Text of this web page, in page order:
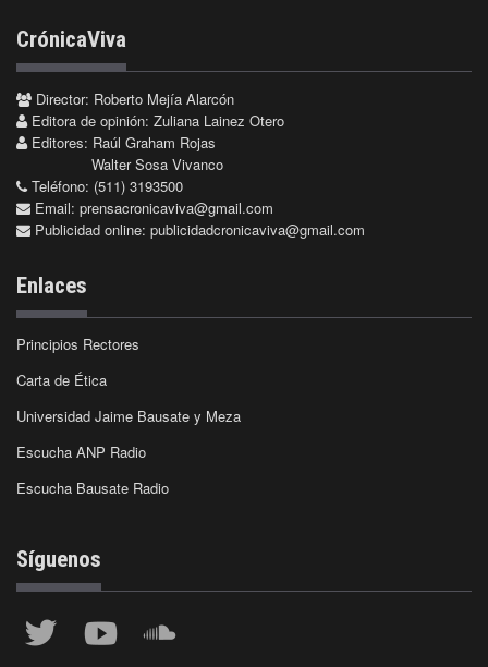
CrónicaViva
Director: Roberto Mejía Alarcón
Editora de opinión: Zuliana Lainez Otero
Editores: Raúl Graham Rojas
Walter Sosa Vivanco
Teléfono: (511) 3193500
Email: prensacronicaviva@gmail.com
Publicidad online: publicidadcronicaviva@gmail.com
Enlaces
Principios Rectores
Carta de Ética
Universidad Jaime Bausate y Meza
Escucha ANP Radio
Escucha Bausate Radio
Síguenos